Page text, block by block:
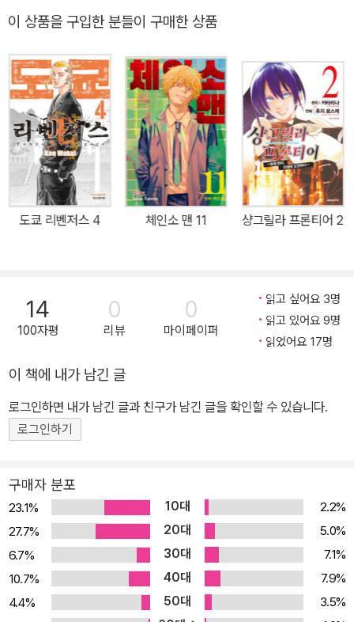
이 상품을 구입한 분들이 구매한 상품
도쿄 리벤저스 4 체인소 맨 11 샹그릴라 프론티어 2
14
100자평
0
리뷰
0
마이페이퍼
읽고 싶어요 3명
읽고 있어요 9명
읽었어요 17명
이 책에 내가 남긴 글
로그인하면 내가 남긴 글과 친구가 남긴 글을 확인할 수 있습니다.
로그인하기
구매자 분포
23.1% 10대
2.2%
27.7%
20대
5.0%
6.7%
30대
7.1%
10.7%
40대
7.9%
4.4%
50대
3.5%